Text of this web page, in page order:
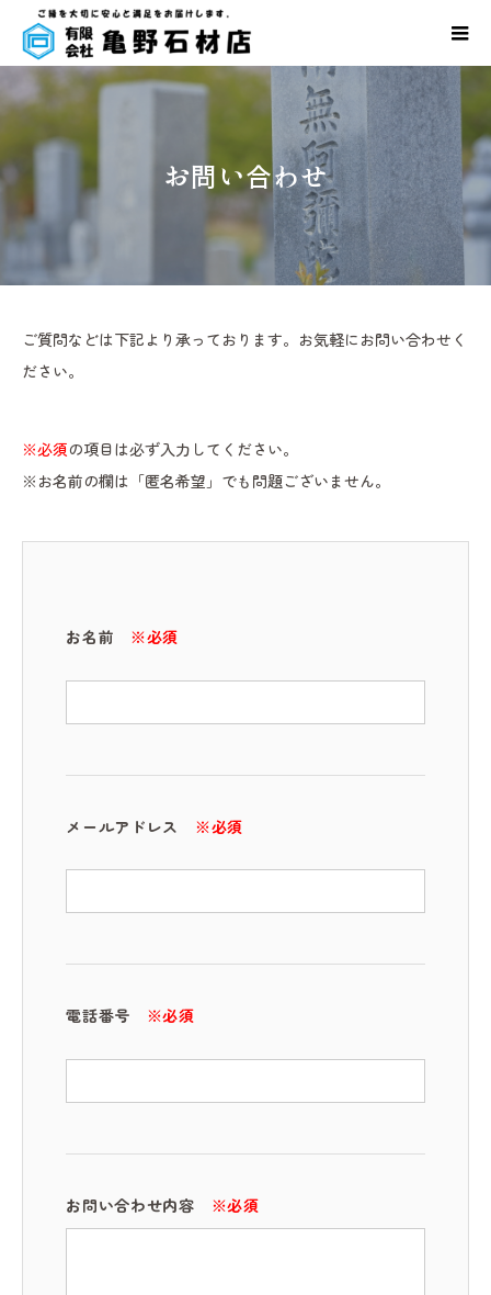
お問い合わせ
ご質問などは下記より承っております。お気軽にお問い合わせく
ださい。
※必須の項目は必ず入力してください。
※お名前の欄は「匿名希望」でも問題ございません。
お名前 ※必須
メールアドレス ※必須
電話番号 ※必須
お問い合わせ内容 ※必須